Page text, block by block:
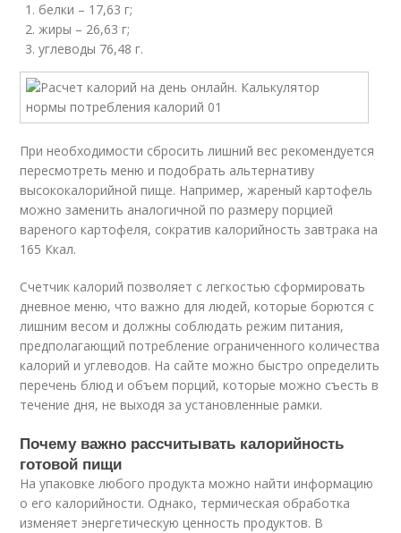
белки – 17,63 г;
жиры – 26,63 г;
углеводы 76,48 г.
При необходимости сбросить лишний вес рекомендуется
пересмотреть меню и подобрать альтернативу
высококалорийной пище. Например, жареный картофель
можно заменить аналогичной по размеру порцией
вареного картофеля, сократив калорийность завтрака на
165 Ккал.
Счетчик калорий позволяет с легкостью сформировать
дневное меню, что важно для людей, которые борются с
лишним весом и должны соблюдать режим питания,
предполагающий потребление ограниченного количества
калорий и углеводов. На сайте можно быстро определить
перечень блюд и объем порций, которые можно съесть в
течение дня, не выходя за установленные рамки.
Почему важно рассчитывать калорийность
готовой пищи
На упаковке любого продукта можно найти информацию
о его калорийности. Однако, термическая обработка
изменяет энергетическую ценность продуктов. В